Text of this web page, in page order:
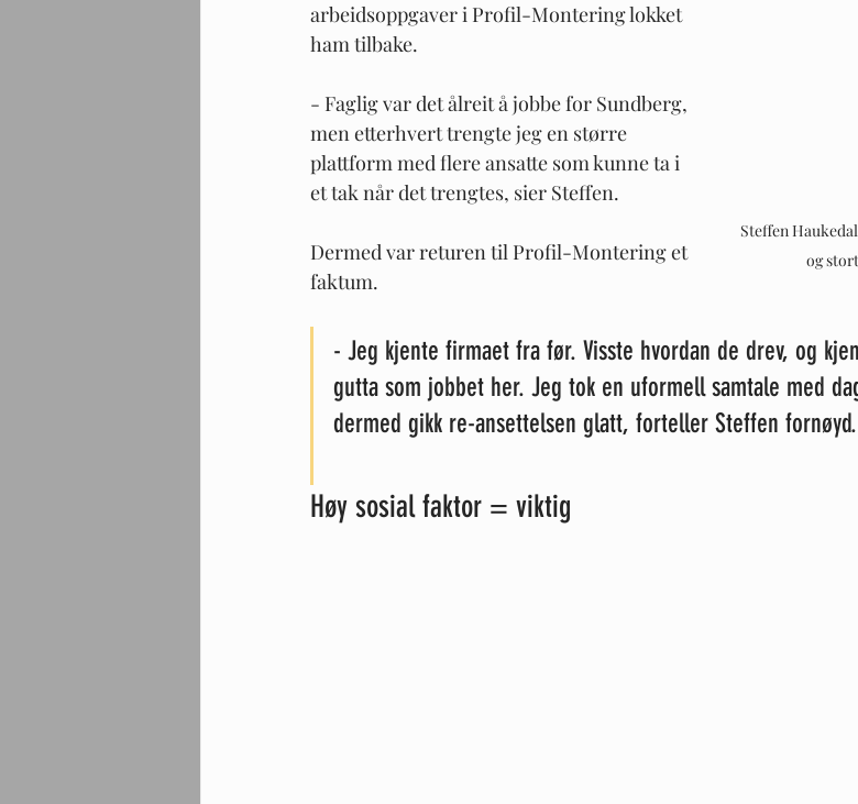
Steffen
og
arbeidsoppgaver i Profil-Montering lokket
ham tilbake.
- Faglig var det ålreit å jobbe for Sundberg,
men etterhvert trengte jeg en større
plattform med flere ansatte som kunne ta i
et tak når det trengtes, sier Steffen.
Dermed var returen til Profil-Montering et
faktum.
- Jeg kjente firmaet fra før. Visste hvordan de drev, og
gutta som jobbet her. Jeg tok en uformell samtale med
dermed gikk re-ansettelsen glatt, forteller Steffen fornøyd.
Høy sosial faktor = viktig